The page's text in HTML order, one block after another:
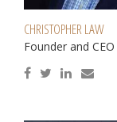
CHRISTOPHER LAW
Founder and CEO